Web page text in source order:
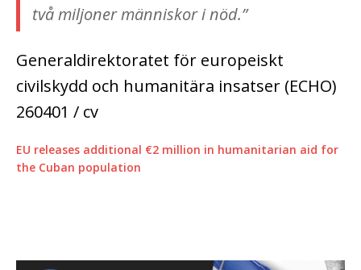
två miljoner människor i nöd.”
Generaldirektoratet för europeiskt
civilskydd och humanitära insatser (ECHO)
260401 / cv
EU releases additional €2 million in humanitarian aid for
the Cuban population